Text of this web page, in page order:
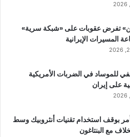
تفرض عقوبات على «شبكة سرية»
المسيرات الإيرانية
للموساد في الضربات الأمريكية
على إيران
بوقف استخدام تقنيات أنثروبيك وسط
مع البنتاغون